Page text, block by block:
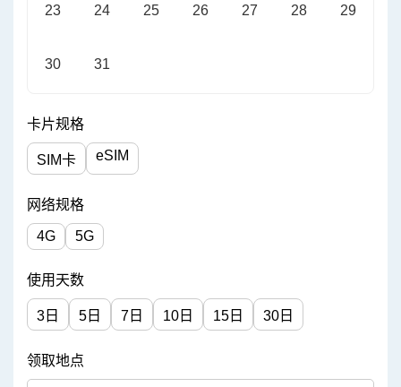
23 24 25 26 27 28 29
30 31
卡片规格
SIM卡 eSIM
网络规格
4G 5G
使用天数
3日 5日 7日 10日 15日 30日
领取地点